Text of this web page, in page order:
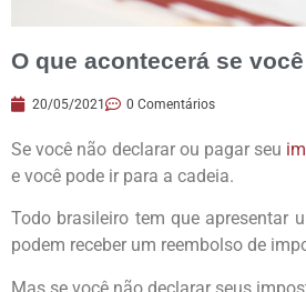
O que acontecerá se
20/05/2021 0 Comentários
Se você não declarar ou pagar seu
e você pode ir para a cadeia.
Todo brasileiro tem que apresentar
podem receber um reembolso de